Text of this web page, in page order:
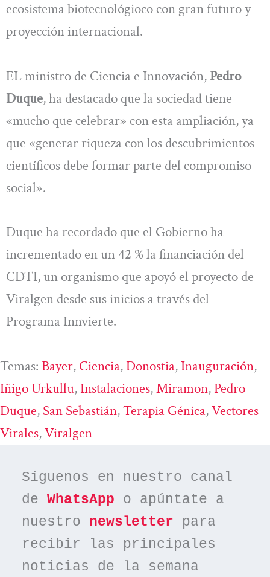
ecosistema biotecnológioco con gran futuro y
proyección internacional.
EL ministro de Ciencia e Innovación, Pedro
Duque, ha destacado que la sociedad tiene
«mucho que celebrar» con esta ampliación, ya
que «generar riqueza con los descubrimientos
científicos debe formar parte del compromiso
social».
Duque ha recordado que el Gobierno ha
incrementado en un 42 % la financiación del
CDTI, un organismo que apoyó el proyecto de
Viralgen desde sus inicios a través del
Programa Innvierte.
Temas: Bayer, Ciencia, Donostia, Inauguración
Iñigo Urkullu, Instalaciones, Miramon, Pedro
Duque, San Sebastián, Terapia Génica, Vectores
Virales, Viralgen
Síguenos en nuestro canal
de WhatsApp o apúntate a
nuestro newsletter para
recibir las principales
noticias de la semana